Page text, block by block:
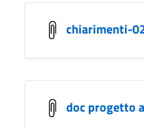
chiarimenti-
doc progetto